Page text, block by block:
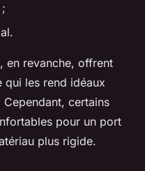
en revanche, offrent
qui les rend idéaux
certains
pour un port
plus rigide.